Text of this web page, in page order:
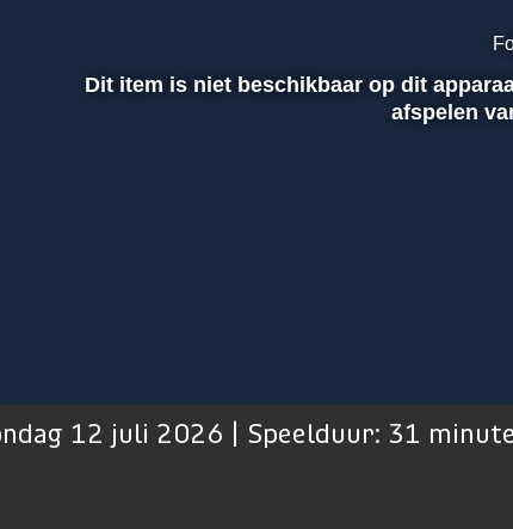
Dit item is niet beschikbaar op dit
afspelen
12 juli 2026 | Speelduur: 31